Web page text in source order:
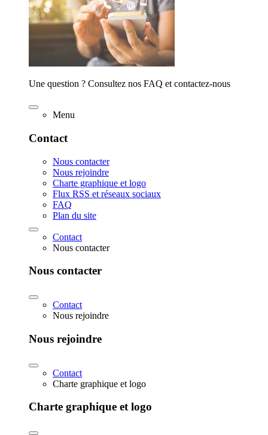
Une question ? Consultez nos FAQ et contactez-nous
Menu
Contact
Nous contacter
Nous rejoindre
Charte graphique et logo
Flux RSS et réseaux sociaux
FAQ
Plan du site
Contact
Nous contacter
Nous contacter
Contact
Nous rejoindre
Nous rejoindre
Contact
Charte graphique et logo
Charte graphique et logo